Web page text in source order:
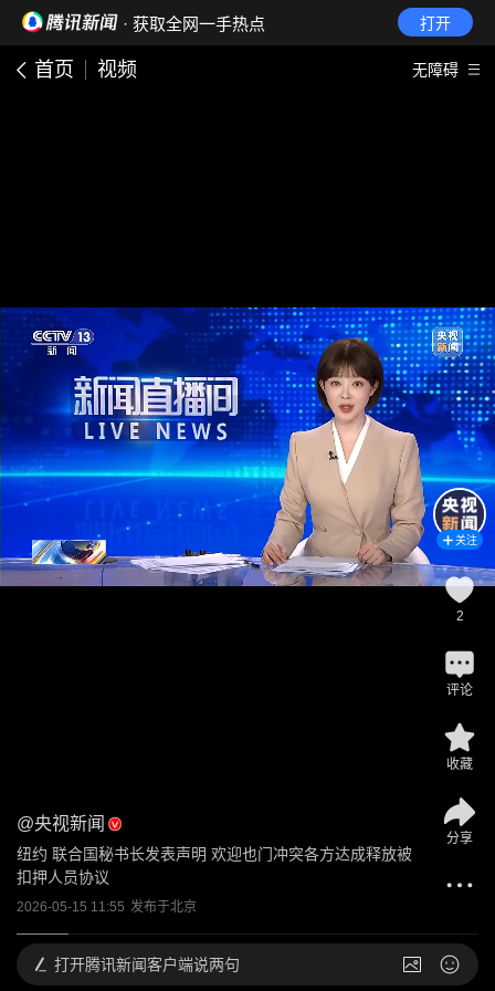
· 获取全网一手热点 打开
首页 视频 无障碍
@央视新闻
纽约 联合国秘书长发表声明 欢迎也门冲突各方达成释放被
扣押人员协议
2026-05-15 11:55 发布于北京
关注
2
评论
收藏
分享
打开腾讯新闻客户端说两句